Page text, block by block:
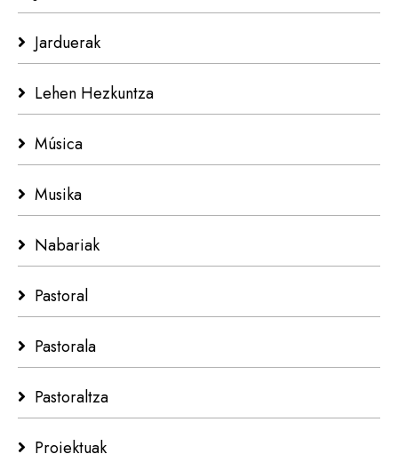
Jarduerak
Lehen Hezkuntza
Música
Musika
Nabariak
Pastoral
Pastorala
Pastoraltza
Proiektuak